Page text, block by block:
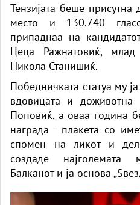
Тензијата беше
место и 130.740
припаднаа на
Цецa Ражнатовиќ,
Никола Станишиќ.
Победничката статуа му
вдовицата и
Поповиќ, а оваа година
награда - плакета со
спомен на ликот и
создаде
Балканот и ја основа